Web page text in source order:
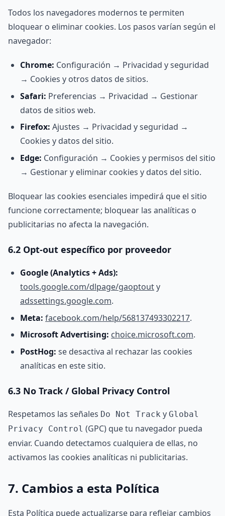
Todos los navegadores modernos te permiten
bloquear o eliminar cookies. Los pasos varían según el
navegador:
Chrome: Configuración → Privacidad y seguridad
→ Cookies y otros datos de sitios.
Safari: Preferencias → Privacidad → Gestionar
datos de sitios web.
Firefox: Ajustes → Privacidad y seguridad →
Cookies y datos del sitio.
Edge: Configuración → Cookies y permisos del sitio
→ Gestionar y eliminar cookies y datos del sitio.
Bloquear las cookies esenciales impedirá que el sitio
funcione correctamente; bloquear las analíticas o
publicitarias no afecta la navegación.
6.2 Opt-out específico por proveedor
Google (Analytics + Ads):
tools.google.com/dlpage/gaoptouty
adssettings.google.com.
Meta: facebook.com/help/568137493302217.
Microsoft Advertising: choice.microsoft.com.
PostHog: se desactiva al rechazar las cookies
analíticas en este sitio.
6.3 No Track / Global Privacy Control
Respetamos las señales Do Not Track y Global
Privacy Control (GPC) que tu navegador pueda
enviar. Cuando detectamos cualquiera de ellas, no
activamos las cookies analíticas ni publicitarias.
7. Cambios a esta Política
Esta Política puede actualizarse para reflejar cambios